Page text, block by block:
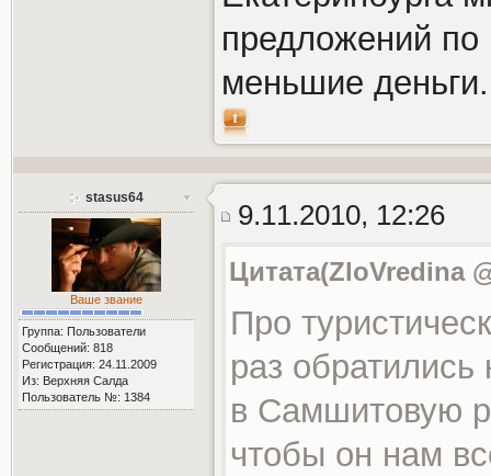
предложений по
меньшие деньги.
stasus64
Ваше звание
Группа: Пользователи
Сообщений: 818
Регистрация: 24.11.2009
Из: Верхняя Салда
Пользователь №: 1384
9.11.2010, 12:26
Цитата(ZloVredina
Про
раз обратились
в Самшитовую
чтобы он нам